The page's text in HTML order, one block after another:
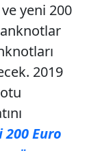
yeni 200
2019
200 Euro